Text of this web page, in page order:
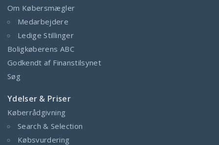
Om Købersmægler
Medarbejdere
Ledige Stillinger
Boligkøberens ABC
Godkendt af Finanstilsynet
Søg
Ydelser & Priser
Køberrådgivning
Search & Selection
Købsvurdering